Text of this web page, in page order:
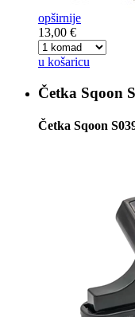
opširnije
13,00 €
u košaricu
Četka Sqoon
Četka Sqoon